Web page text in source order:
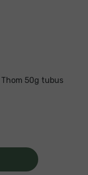
50g tubus